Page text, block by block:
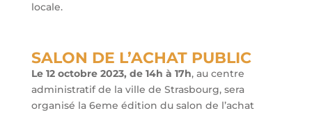
locale.
SALON DE L’ACHAT PUBLIC
Le 12 octobre 2023, de 14h à 17h, au centre
administratif de la ville de Strasbourg, sera
organisé la 6eme édition du salon de l’achat